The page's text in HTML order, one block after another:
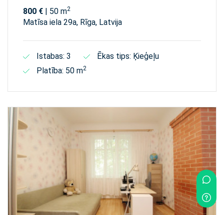
800 € | 50 m2
Matīsa iela 29а, Rīga, Latvija
Istabas: 3
Ēkas tips: Ķieģeļu
Platība: 50 m2